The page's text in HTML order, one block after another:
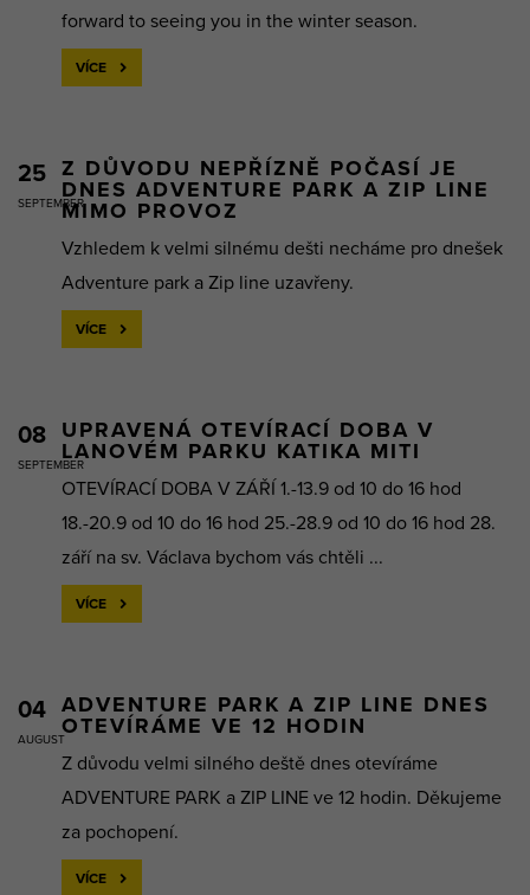
forward to seeing you in the winter season.
VÍCE
25
SEPTEMBER
Z DŮVODU NEPŘÍZNĚ POČASÍ JE
DNES ADVENTURE PARK A ZIP LINE
MIMO PROVOZ
Vzhledem k velmi silnému dešti necháme pro dnešek
Adventure park a Zip line uzavřeny.
VÍCE
08
SEPTEMBER
UPRAVENÁ OTEVÍRACÍ DOBA V
LANOVÉM PARKU KATIKA MITI
OTEVÍRACÍ DOBA V ZÁŘÍ 1.-13.9 od 10 do 16 hod
18.-20.9 od 10 do 16 hod 25.-28.9 od 10 do 16 hod 28.
září na sv. Václava bychom vás chtěli ...
VÍCE
04
AUGUST
ADVENTURE PARK A ZIP LINE DNES
OTEVÍRÁME VE 12 HODIN
Z důvodu velmi silného deště dnes otevíráme
ADVENTURE PARK a ZIP LINE ve 12 hodin. Děkujeme
za pochopení.
VÍCE